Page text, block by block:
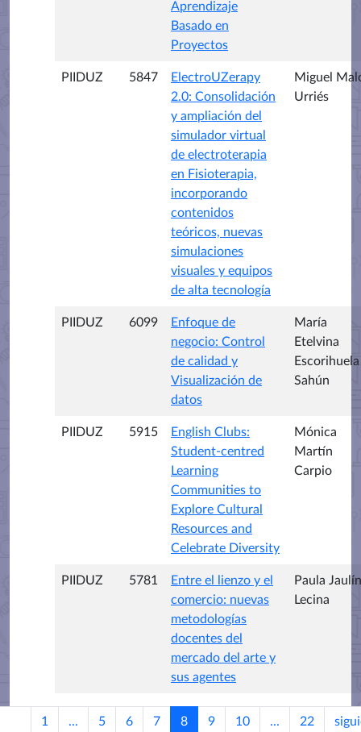
Aprendizaje
Basado en
Proyectos
PIIDUZ 5847
ElectroUZerapy
2.0: Consolidación
y ampliación del
simulador virtual
de electroterapia
en Fisioterapia,
incorporando
contenidos
teóricos, nuevas
simulaciones
visuales y equipos
de alta tecnología
Miguel
Urriés
PIIDUZ 6099
Enfoque de
negocio: Control
de calidad y
Visualización de
datos
María
Etelvina
Escorihuela
Sahún
PIIDUZ 5915
English Clubs:
Student-centred
Learning
Communities to
Explore Cultural
Resources and
Celebrate Diversity
Mónica
Martín
Carpio
PIIDUZ 5781
Entre el lienzo y el
comercio: nuevas
metodologías
docentes del
mercado del arte y
sus agentes
Paula Jaulín
Lecina
1 ... 5 6 7 8 9 10 ... 22